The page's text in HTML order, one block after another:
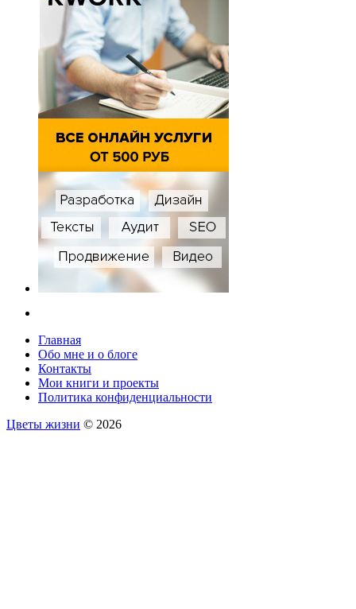
Главная
Обо мне и о блоге
Контакты
Мои книги и проекты
Политика конфиденциальности
Цветы жизни © 2026